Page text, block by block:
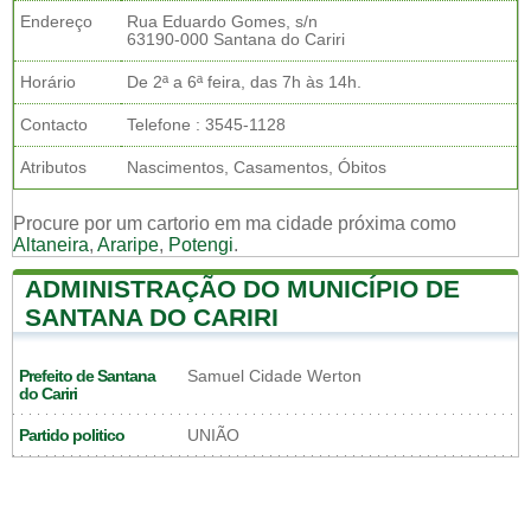
Endereço
Rua Eduardo Gomes, s/n
63190-000 Santana do Cariri
Horário De 2ª a 6ª feira, das 7h às 14h.
Contacto Telefone : 3545-1128
Atributos Nascimentos, Casamentos, Óbitos
Procure por um cartorio em ma cidade próxima como
Altaneira, Araripe, Potengi.
ADMINISTRAÇÃO DO MUNICÍPIO DE
SANTANA DO CARIRI
Prefeito de Santana
do Cariri
Samuel Cidade Werton
Partido politico UNIÃO